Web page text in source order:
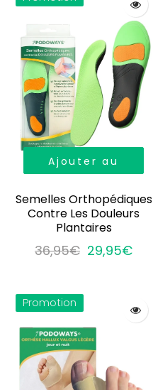
Ajouter au
Semelles Orthopédiques
Contre Les Douleurs
Plantaires
36,95€ 29,95€
Promotion